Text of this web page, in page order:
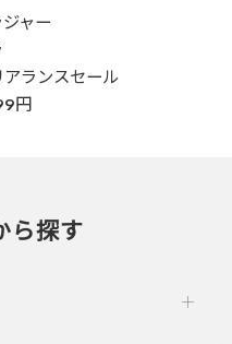
ャー
アランスセール
円
ら探す